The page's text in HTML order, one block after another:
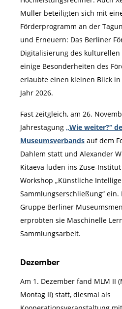
Müller beteiligten sich mit
Förderprogramm an der
und Erneuern: Das Berliner
Digitalisierung des
einige Besonderheiten des
erlaubte einen kleinen Blick
Jahr 2026.
Fast zeitgleich, am 26.
Jahrestagung „Wie weiter?“
Museumsverbandsauf dem
Dahlem statt und Alexander
Kitaeva luden ins Zuse-
Workshop „Künstliche
Sammlungserschließung“
Gruppe Berliner
erprobten sie Maschinelle
Sammlungsarbeit.
Dezember
Am 1. Dezember fand MLM II
Montag II) statt, diesmal als